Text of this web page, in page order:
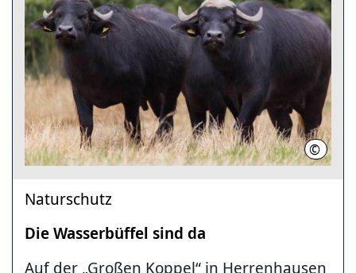
© LHH
Naturschutz
Die Wasserbüffel sind da
Auf der „Großen Koppel“ in Herrenhausen